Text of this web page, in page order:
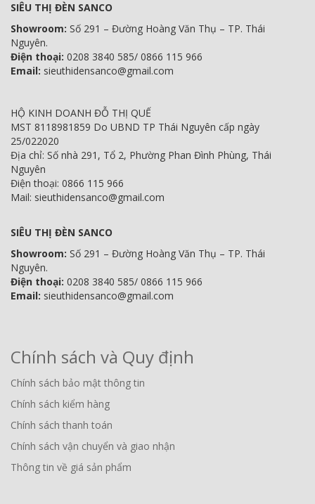
SIÊU THỊ ĐÈN SANCO
Showroom: Số 291 – Đường Hoàng Văn Thụ – TP. Thái
Nguyên.
Điện thoại: 0208 3840 585/ 0866 115 966
Email: sieuthidensanco@gmail.com
HỘ KINH DOANH ĐỖ THỊ QUẾ
MST 8118981859 Do UBND TP Thái Nguyên cấp ngày
25/022020
Địa chỉ: Số nhà 291, Tổ 2, Phường Phan Đình Phùng, Thái
Nguyên
Điện thoại: 0866 115 966
Mail: sieuthidensanco@gmail.com
SIÊU THỊ ĐÈN SANCO
Showroom: Số 291 – Đường Hoàng Văn Thụ – TP. Thái
Nguyên.
Điện thoại: 0208 3840 585/ 0866 115 966
Email: sieuthidensanco@gmail.com
Chính sách và Quy định
Chính sách bảo mật thông tin
Chính sách kiểm hàng
Chính sách thanh toán
Chính sách vận chuyển và giao nhận
Thông tin về giá sản phẩm